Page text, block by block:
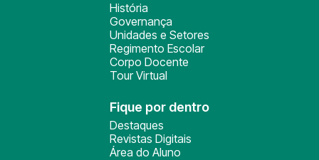
História
Governança
Unidades e Setores
Regimento Escolar
Corpo Docente
Tour Virtual
Fique por dentro
Destaques
Revistas Digitais
Área do Aluno